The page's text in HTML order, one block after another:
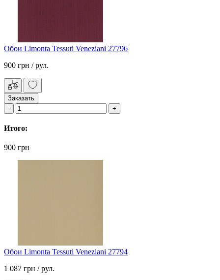
Обои Limonta Tessuti Veneziani 27796
900 грн / рул.
Заказать
Итого:
900 грн
Обои Limonta Tessuti Veneziani 27794
1 087 грн / рул.